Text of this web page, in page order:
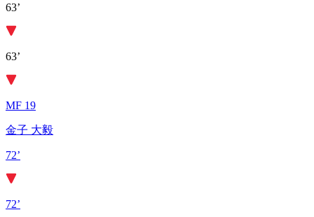
63’
63’
MF 19
金子 大毅
72’
72’